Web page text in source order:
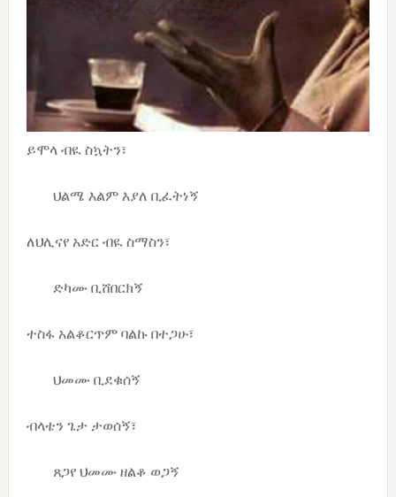
ይሞላ ብዪ ስኳትን፣
ህልሜ እልም እያለ ቢፈትነኝ
ለህሊናየ አድር ብዪ ስማስን፣
ድካሙ ቢሸበርክኝ
ተስፋ አልቆርጥም ባልኩ በተጋሁ፣
ህመሙ ቢደቁሰኝ
ብላቴን ጌታ ታወሰኝ፣
ጸጋየ ህመሙ ዘልቆ ወጋኝ